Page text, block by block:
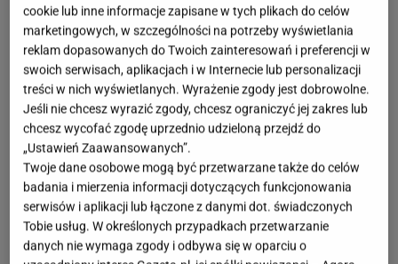
cookie lub inne informacje zapisane w tych plikach do celów
marketingowych, w szczególności na potrzeby wyświetlania
reklam dopasowanych do Twoich zainteresowań i preferencji w
swoich serwisach, aplikacjach i w Internecie lub personalizacji
treści w nich wyświetlanych. Wyrażenie zgody jest dobrowolne.
Jeśli nie chcesz wyrazić zgody, chcesz ograniczyć jej zakres lub
chcesz wycofać zgodę uprzednio udzieloną przejdź do
„Ustawień Zaawansowanych”.
Twoje dane osobowe mogą być przetwarzane także do celów
badania i mierzenia informacji dotyczących funkcjonowania
serwisów i aplikacji lub łączone z danymi dot. świadczonych
Tobie usług. W określonych przypadkach przetwarzanie
danych nie wymaga zgody i odbywa się w oparciu o